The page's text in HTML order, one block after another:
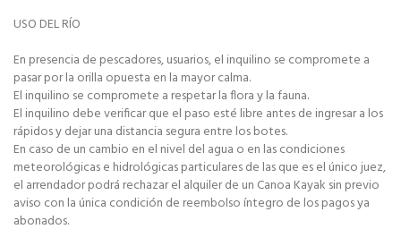
USO DEL RÍO
En presencia de pescadores, usuarios, el inquilino se compromete a
pasar por la orilla opuesta en la mayor calma.
El inquilino se compromete a respetar la flora y la fauna.
El inquilino debe verificar que el paso esté libre antes de ingresar a los
rápidos y dejar una distancia segura entre los botes.
En caso de un cambio en el nivel del agua o en las condiciones
meteorológicas e hidrológicas particulares de las que es el único juez,
el arrendador podrá rechazar el alquiler de un Canoa Kayak sin previo
aviso con la única condición de reembolso íntegro de los pagos ya
abonados.